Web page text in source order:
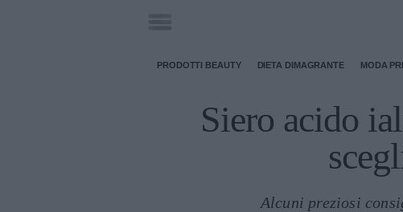
PRODOTTI BEAUTY DIETA DIMAGRANTE MODA
Siero acido
Alcuni preziosi